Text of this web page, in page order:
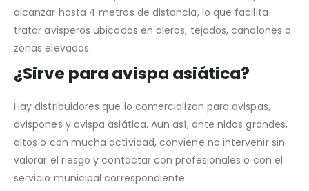
alcanzar hasta 4 metros de distancia, lo que facilita
tratar avisperos ubicados en aleros, tejados, canalones o
zonas elevadas.
¿Sirve para avispa asiática?
Hay distribuidores que lo comercializan para avispas,
avispones y avispa asiática. Aun así, ante nidos grandes,
altos o con mucha actividad, conviene no intervenir sin
valorar el riesgo y contactar con profesionales o con el
servicio municipal correspondiente.